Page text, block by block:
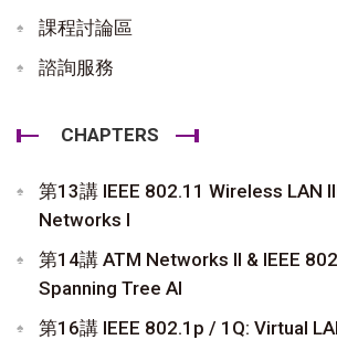
課程討論區
諮詢服務
CHAPTERS
第13講 IEEE 802.11 Wireless LAN
Networks I
第14講 ATM Networks II & IEEE
Spanning Tree Al
第16講 IEEE 802.1p / 1Q: Virtual